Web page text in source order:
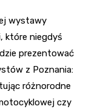
wystawy
które niegdyś
prezentować
z Poznania:
różnorodne
czy